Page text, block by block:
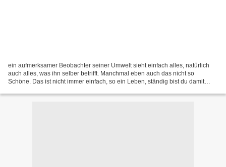
ein aufmerksamer Beobachter seiner Umwelt sieht einfach alles, natürlich
auch alles, was ihn selber betrifft. Manchmal eben auch das nicht so
Schöne. Das ist nicht immer einfach, so ein Leben, ständig bist du damit